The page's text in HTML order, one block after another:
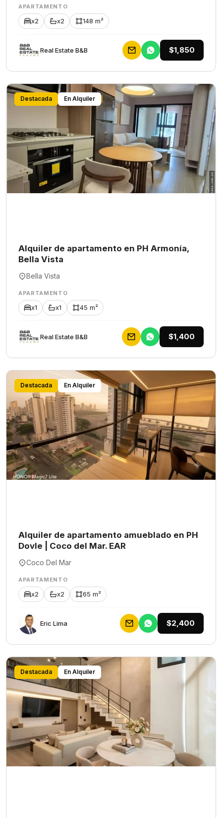
APARTAMENTO
x2 x2 148 m²
Rеаl Еstаtе В&В $1,850
Destacada En Alquiler
Alquiler de apartamento en PH Armonía,
Bella Vista
Bella Vista
APARTAMENTO
x1 x1 45 m²
Rеаl Еstаtе В&В $1,400
Destacada En Alquiler
Alquiler de apartamento amueblado en PH
Dovle | Coco del Mar. EAR
Coco Del Mar
APARTAMENTO
x2 x2 65 m²
Eric Lima $2,400
Destacada En Alquiler